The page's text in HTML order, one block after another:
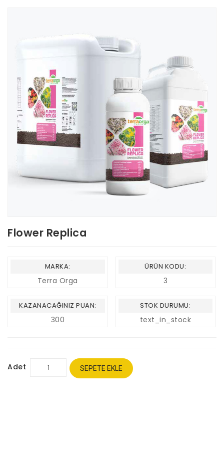
Flower Replica
MARKA:
Terra Orga
ÜRÜN KODU:
3
KAZANACAĞINIZ PUAN:
300
STOK DURUMU:
text_in_stock
Adet SEPETE EKLE